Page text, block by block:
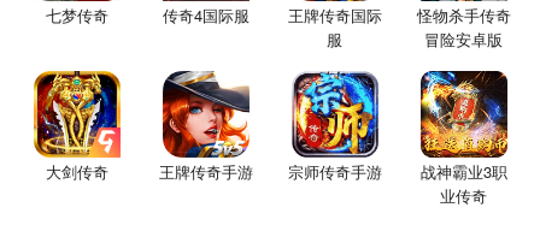
七梦传奇 传奇4国际服
王牌传奇国际
服
怪物杀手传奇
冒险安卓版
大剑传奇 王牌传奇手游 宗师传奇手游
战神霸业3职
业传奇